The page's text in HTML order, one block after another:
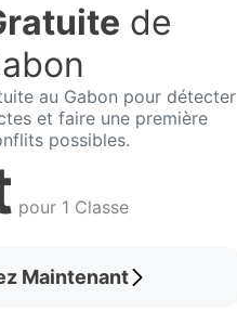
de
au Gabon pour détecter
et faire une première
possibles.
pour 1 Classe
Maintenant